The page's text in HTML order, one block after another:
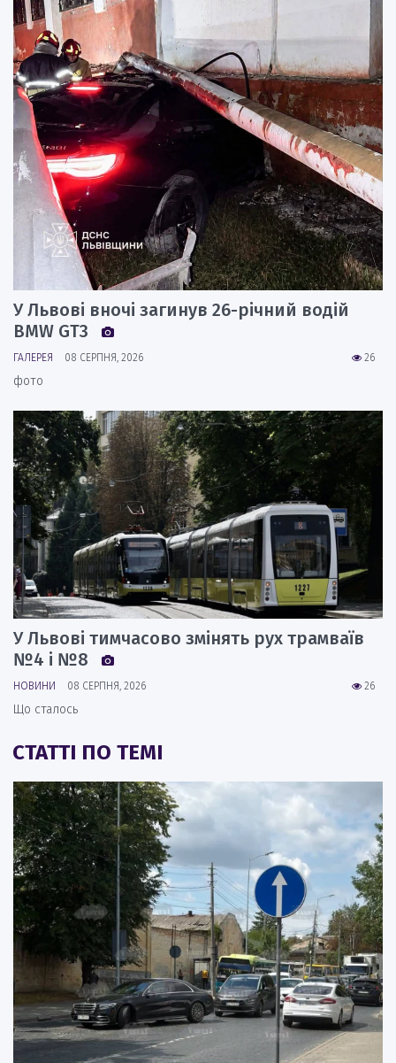
У Львові вночі загинув 26-річний водій
BMW GT3
26
ГАЛЕРЕЯ 08 СЕРПНЯ, 2026
фото
У Львові тимчасово змінять рух трамваїв
№4 і №8
26
НОВИНИ 08 СЕРПНЯ, 2026
Що сталось
СТАТТІ ПО ТЕМІ